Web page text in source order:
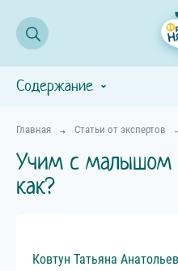
Главная Статьи от экспертов
Учим с малышом
как?
Ковтун Татьяна
Содержание